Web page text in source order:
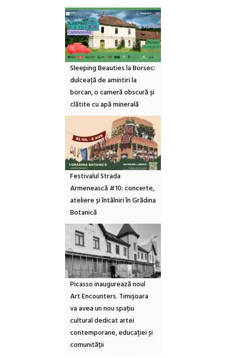
Sleeping Beauties la Borsec:
dulceață de amintiri la
borcan, o cameră obscură și
clătite cu apă minerală
Festivalul Strada
Armenească #10: concerte,
ateliere și întâlniri în Grădina
Botanică
Picasso inaugurează noul
Art Encounters. Timișoara
va avea un nou spațiu
cultural dedicat artei
contemporane, educației și
comunității